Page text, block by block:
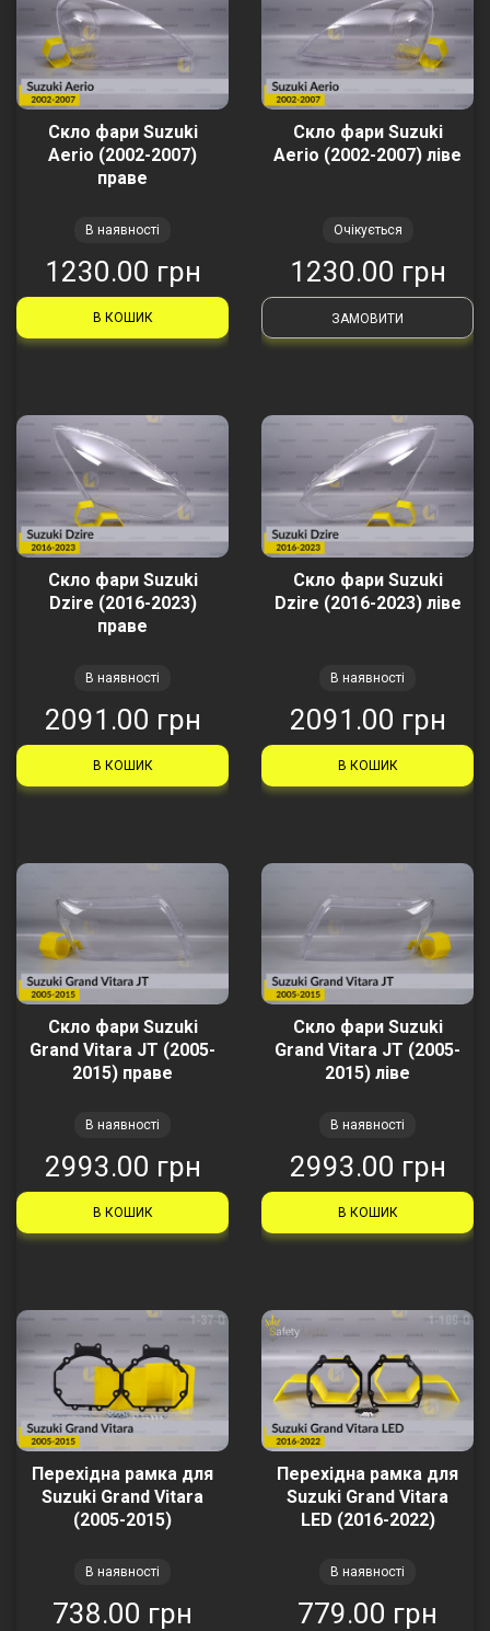
Скло фари Suzuki
Aerio (2002-2007)
праве
В наявності
1230.00 грн
В КОШИК
Скло фари Suzuki
Aerio (2002-2007) ліве
Очікується
1230.00 грн
ЗАМОВИТИ
Скло фари Suzuki
Dzire (2016-2023)
праве
В наявності
2091.00 грн
В КОШИК
Скло фари Suzuki
Dzire (2016-2023) ліве
В наявності
2091.00 грн
В КОШИК
Скло фари Suzuki
Grand Vitara JT (2005-
2015) праве
В наявності
2993.00 грн
В КОШИК
Скло фари Suzuki
Grand Vitara JT (2005-
2015) ліве
В наявності
2993.00 грн
В КОШИК
Перехідна рамка для
Suzuki Grand Vitara
(2005-2015)
В наявності
738.00 грн
Перехідна рамка для
Suzuki Grand Vitara
LED (2016-2022)
В наявності
779.00 грн